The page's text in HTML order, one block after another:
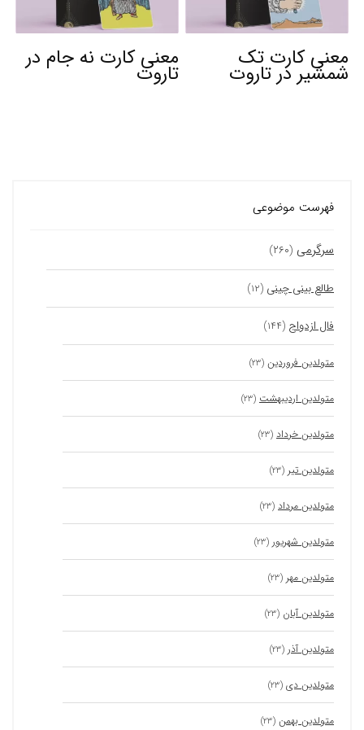
معنی کارت تک
شمشیر در تاروت
معنی کارت نه جام در
تاروت
فهرست موضوعی
سرگرمی (۲۶۰)
طالع بینی چینی (۱۲)
فال ازدواج (۱۴۴)
متولدین فروردین (۲۳)
متولدین اردیبهشت (۲۳)
متولدین خرداد (۲۳)
متولدین تیر (۲۳)
متولدین مرداد (۲۳)
متولدین شهریور (۲۳)
متولدین مهر (۲۳)
متولدین آبان (۲۳)
متولدین آذر (۲۳)
متولدین دی (۲۳)
متولدین بهمن (۲۳)